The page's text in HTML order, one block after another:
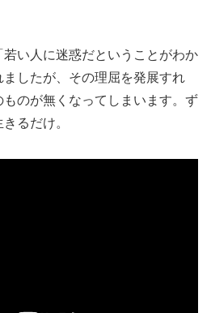
い人に迷惑だということがわか
したが、その理屈を発展すれ
のが無くなってしまいます。ず
るだけ。